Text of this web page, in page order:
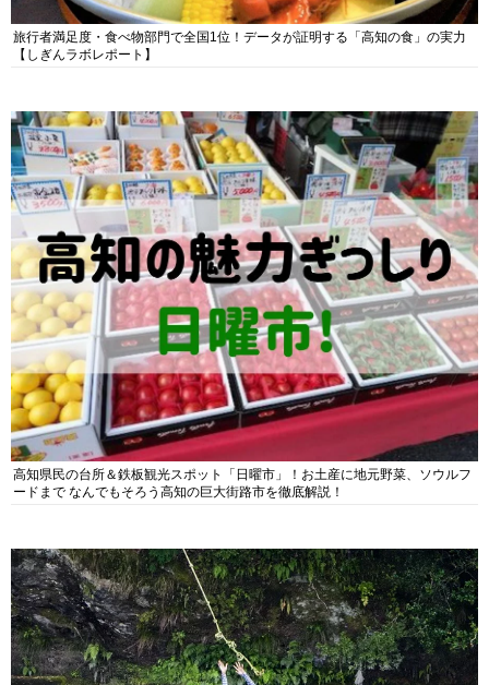
旅行者満足度・食べ物部門で全国1位！データが証明する「高知の食」の実力
【しぎんラボレポート】
高知県民の台所＆鉄板観光スポット「日曜市」！お土産に地元野菜、ソウルフ
ードまで なんでもそろう高知の巨大街路市を徹底解説！